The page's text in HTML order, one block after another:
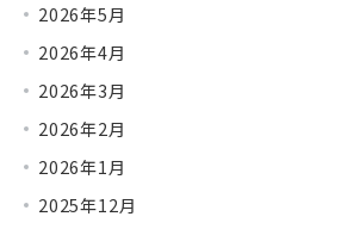
2026年5月
2026年4月
2026年3月
2026年2月
2026年1月
2025年12月